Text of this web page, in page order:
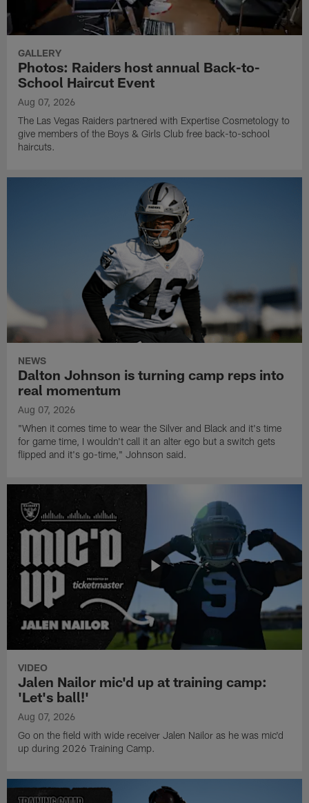
GALLERY
Photos: Raiders host annual Back-to-
School Haircut Event
Aug 07, 2026
The Las Vegas Raiders partnered with Expertise Cosmetology to
give members of the Boys & Girls Club free back-to-school
haircuts.
NEWS
Dalton Johnson is turning camp reps into
real momentum
Aug 07, 2026
"When it comes time to wear the Silver and Black and it's time
for game time, I wouldn't call it an alter ego but a switch gets
flipped and it's go-time," Johnson said.
VIDEO
Jalen Nailor mic'd up at training camp:
'Let's ball!'
Aug 07, 2026
Go on the field with wide receiver Jalen Nailor as he was mic'd
up during 2026 Training Camp.